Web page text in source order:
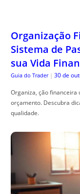
Como Gerar
books
Especialista em SEO | 30
como usar artigos em